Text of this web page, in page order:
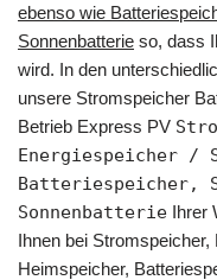
ebenso wie
Sonnenbatterie so, dass
wird. In den
unsere Stromspeicher
Betrieb Express PV
Energiespeicher /
Batteriespeicher,
Sonnenbatterie Ihrer
Ihnen bei
Heimspeicher,